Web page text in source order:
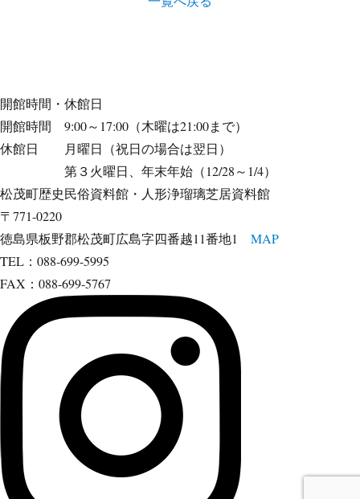
開館時間・休館日
開館時間 9:00～17:00（木曜は21:00まで）
休館日 月曜日（祝日の場合は翌日）
第３火曜日、年末年始（12/28～1/4）
松茂町歴史民俗資料館・人形浄瑠璃芝居資料館
〒771-0220
徳島県板野郡松茂町広島字四番越11番地1 MAP
TEL：088-699-5995
FAX：088-699-5767